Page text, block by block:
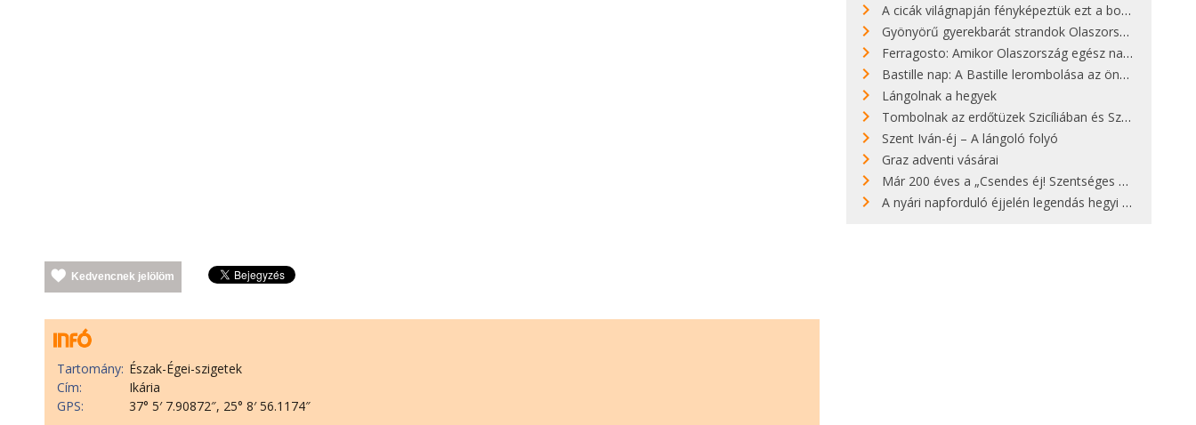
Kedvencnek jelölöm
Tartomány: Észak-Égei-szigetek
Cím:
Ikária
GPS:
37° 5′ 7.90872″, 25° 8′ 56.1174″
A cicák világnapján fényképeztük ezt a bokor alatt hűsölő cicát Kisorosziban
Gyönyörű gyerekbarát strandok Olaszországban - megmutatjuk a 15 legjobbat
Ferragosto: Amikor Olaszország egész nap nyaral
Bastille nap: A Bastille lerombolása az önkényuralom végét jelentette
Lángolnak a hegyek
Tombolnak az erdőtüzek Szicíliában és Szardínián
Szent Iván-éj – A lángoló folyó
Graz adventi vásárai
Már 200 éves a „Csendes éj! Szentséges éj!”
A nyári napforduló éjjelén legendás hegyi tüzek világítják meg Zugspitzét